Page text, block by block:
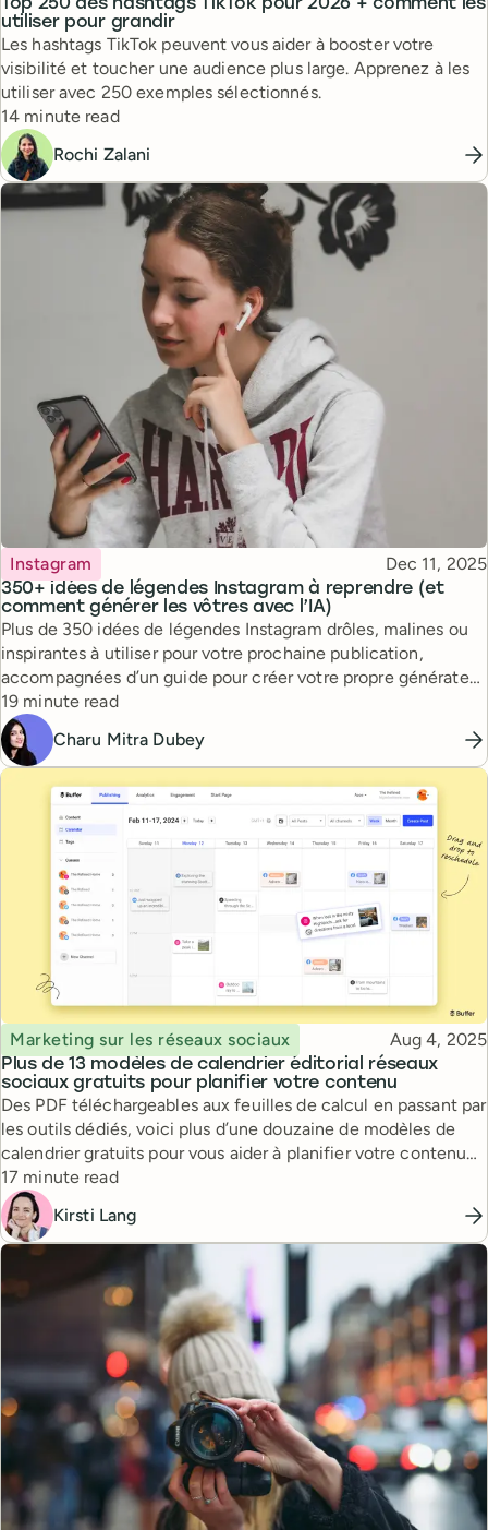
Top 250 des hashtags TikTok pour 2026 + comment les
utiliser pour grandir
Les hashtags TikTok peuvent vous aider à booster votre
visibilité et toucher une audience plus large. Apprenez à les
utiliser avec 250 exemples sélectionnés.
Reading time
14 minute read
Rochi Zalani
350+ idées de légendes Instagram à reprendre (et
comment générer les vôtres avec l’IA)
Topic
Instagram Published
Dec 11, 2025
Plus de 350 idées de légendes Instagram drôles, malines ou
inspirantes à utiliser pour votre prochaine publication,
accompagnées d’un guide pour créer votre propre générateur
de légendes propulsé par l’IA.
Reading time
19 minute read
Charu Mitra Dubey
Plus de 13 modèles de calendrier éditorial réseaux
sociaux gratuits pour planifier votre contenu
Topic
Marketing sur les réseaux sociaux Published
Aug 4, 2025
Des PDF téléchargeables aux feuilles de calcul en passant par
les outils dédiés, voici plus d’une douzaine de modèles de
calendrier gratuits pour vous aider à planifier votre contenu
sur les réseaux sociaux — de la manière qui vous convient le
mieux.
Reading time
17 minute read
Kirsti Lang